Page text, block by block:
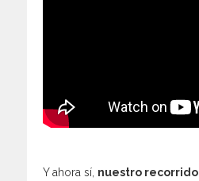
Y ahora sí, nuestro recorrido